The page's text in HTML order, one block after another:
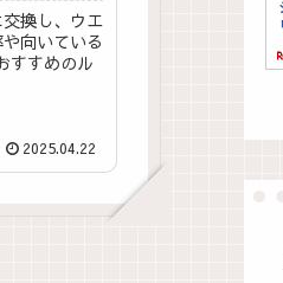
換し、ウエ
向いている
すすめのル
2025.04.22